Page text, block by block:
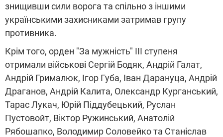
знищивши сили ворога та спільно з іншими
українськими захисниками затримав групу
противника.
Крім того, орден "За мужність" III ступеня
отримали військові Сергій Бодяк, Андрій Галат,
Андрій Грималюк, Ігор Губа, Іван Дарануца, Андрій
Драганов, Андрій Калита, Олександр Курганський,
Тарас Лукач, Юрій Піддубецький, Руслан
Пустовойт, Віктор Ружинський, Анатолій
Рябошапко, Володимир Соловейко та Станіслав